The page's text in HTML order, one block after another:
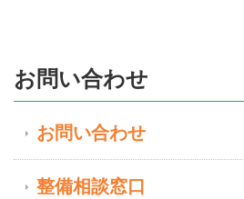
お問い合わせ
お問い合わせ
整備相談窓口